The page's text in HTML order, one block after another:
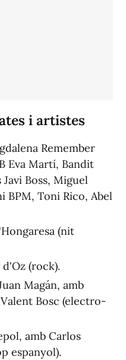
i artistes
Remember
Eva Martí, Bandit
Boss, Miguel
BPM, Toni Rico, Abel
(nit
d'Oz (rock).
Magán, amb
Bosc (electro-
amb Carlos
espanyol).